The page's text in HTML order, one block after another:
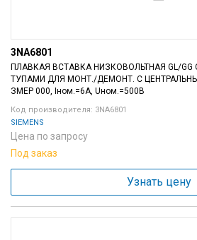
3NA6801
ПЛАВКАЯ ВСТАВКА НИЗКОВОЛЬТНАЯ GL/
ТУПАМИ ДЛЯ МОНТ./ДЕМОНТ. С
ЗМЕР 000, Iном.=6A, Uном.=500В
Код производителя: 3NA6801
SIEMENS
Цена по запросу
Под заказ
Узнать цену